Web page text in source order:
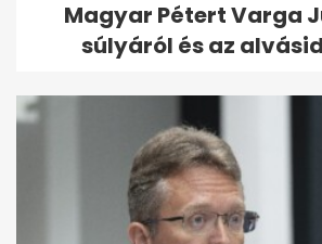
Magyar Pétert Varga
súlyáról és az